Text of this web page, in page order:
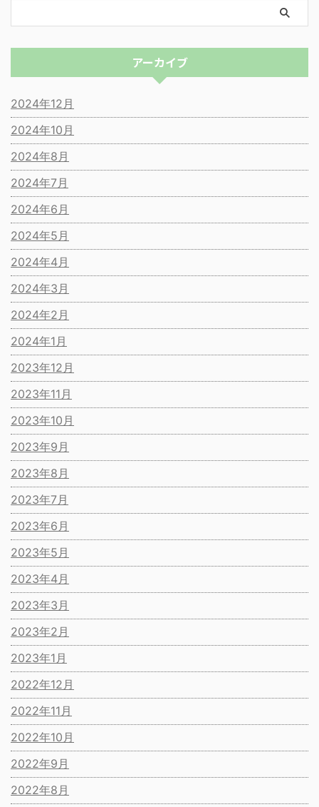
アーカイブ
2024年12月
2024年10月
2024年8月
2024年7月
2024年6月
2024年5月
2024年4月
2024年3月
2024年2月
2024年1月
2023年12月
2023年11月
2023年10月
2023年9月
2023年8月
2023年7月
2023年6月
2023年5月
2023年4月
2023年3月
2023年2月
2023年1月
2022年12月
2022年11月
2022年10月
2022年9月
2022年8月